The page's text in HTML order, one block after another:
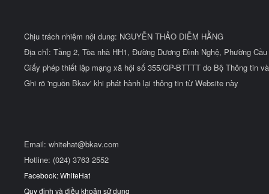
Chịu trách nhiệm nội dung: NGUYỄN THẢO DIỄM HẰNG
Địa chỉ: Tầng 2, Tòa nhà HH1, Đường Dương Đình Nghệ, Phường
Giấy phép thiết lập mạng xã hội số 355/GP-BTTTT do Bộ Thông tin
Ghi rõ 'nguồn Bkav' khi phát hành lại thông tin từ Website này
Email: whitehat@bkav.com
Hotline: (024) 3763 2552
Facebook: WhiteHat
Quy định và điều khoản sử dụng